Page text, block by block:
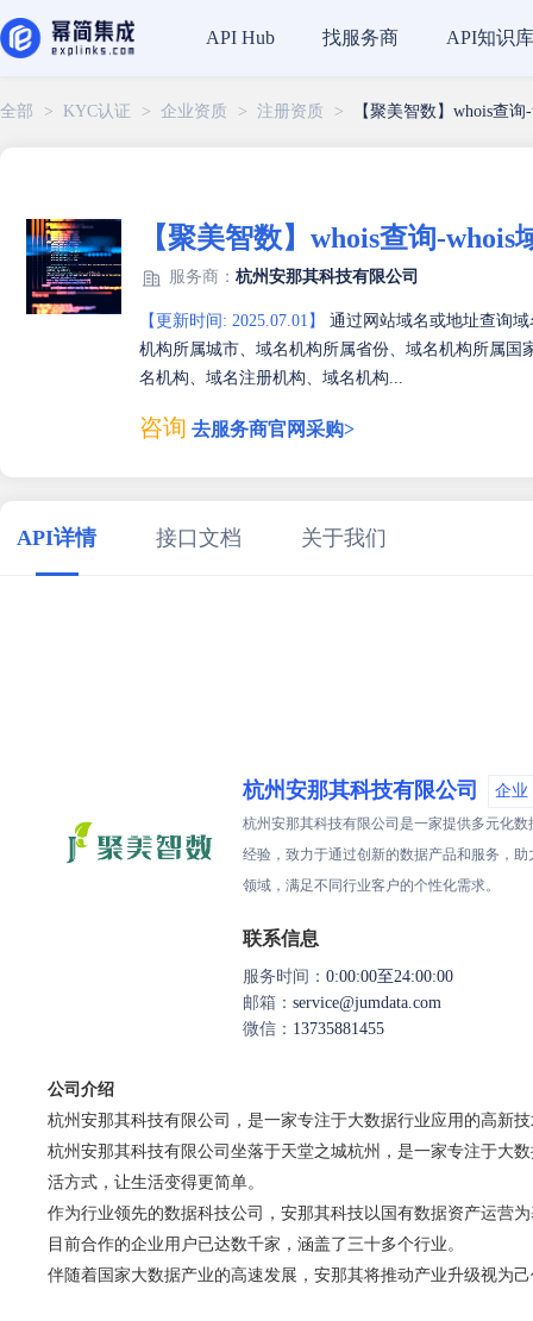
API Hub 找服务商 API知识库
全部 > KYC认证 > 企业资质 > 注册资质 > 【聚美智数】whois查
【聚美智数】whois查询-whois
服务商： 杭州安那其科技有限公司
【更新时间: 2025.07.01】
通过网站域名或地址查询
机构所属城市、域名机构所属省份、域名机构所属
名机构、域名注册机构、域名机构...
咨询 去服务商官网采购>
API详情 接口文档 关于我们
杭州安那其科技有限公司 企业
杭州安那其科技有限公司是一家提供多元化
经验，致力于通过创新的数据产品和服务，
领域，满足不同行业客户的个性化需求。
联系信息
服务时间： 0:00:00至24:00:00
邮箱： service@jumdata.com
微信： 13735881455
公司介绍
杭州安那其科技有限公司，是一家专注于大数据行业应用的高新
杭州安那其科技有限公司坐落于天堂之城杭州，是一家专注于大
活方式，让生活变得更简单。
作为行业领先的数据科技公司，安那其科技以国有数据资产运营
目前合作的企业用户已达数千家，涵盖了三十多个行业。
伴随着国家大数据产业的高速发展，安那其将推动产业升级视为